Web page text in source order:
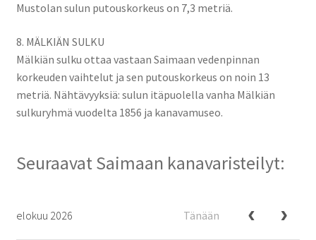
Mustolan sulun putouskorkeus on 7,3 metriä.
8. MÄLKIÄN SULKU
Mälkiän sulku ottaa vastaan Saimaan vedenpinnan
korkeuden vaihtelut ja sen putouskorkeus on noin 13
metriä. Nähtävyyksiä: sulun itäpuolella vanha Mälkiän
sulkuryhmä vuodelta 1856 ja kanavamuseo.
Seuraavat Saimaan kanavaristeilyt:
elokuu 2026 Tänään